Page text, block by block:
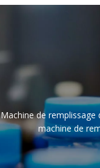
Machine de
machine de